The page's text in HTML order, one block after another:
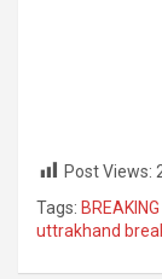
Post Views:
Tags:
uttrakhand